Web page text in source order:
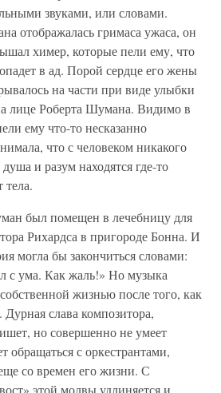
звуками, или словами.
отображалась гримаса ужаса, он
химер, которые пели ему, что
в ад. Порой сердце его жены
на части при виде улыбки
лице Роберта Шумана. Видимо в
ему что-то несказанно
что с человеком никакого
и разум находятся где-то
тела.
был помещен в лечебницу для
Рихардса в пригороде Бонна. И
могла бы закончиться словами:
с ума. Как жаль!» Но музыка
жизнью после того, как
Дурная слава композитора,
но совершенно не умеет
обращаться с оркестрантами,
со времен его жизни. С